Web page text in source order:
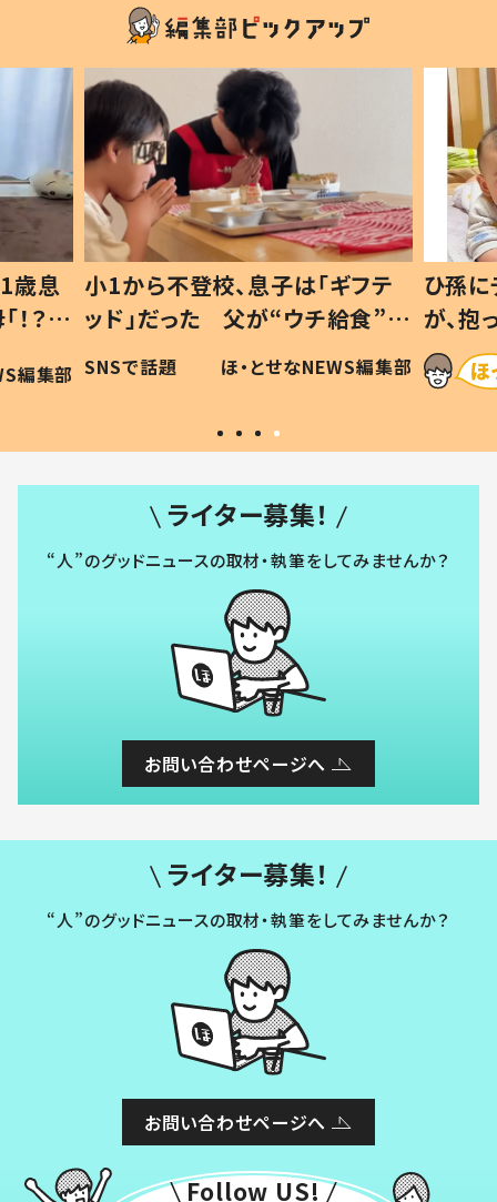
フテ
食”を
編集部
ひ孫にデレデレな80歳じいじ
が、抱っこすると…ひ孫の反応に
「涙が出ました」「可愛くて仕方な
い」
ほ・とせなNEWS編集部
ライター募集！
“人”のグッドニュースの取材・執筆をしてみませんか？
お問い合わせページへ
ライター募集！
“人”のグッドニュースの取材・執筆をしてみませんか？
お問い合わせページへ
Follow US!